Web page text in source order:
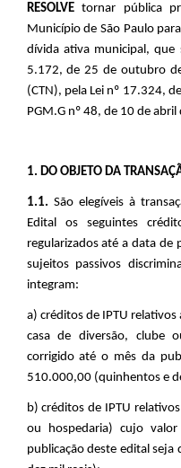
RESOLVEtornar pública
Município de São Paulo
dívida ativa municipal, que
5.172, de 25 de outubro
(CTN), pela Lei nº 17.324,
PGM.G nº 48, de 10 de
1. DO OBJETO DA
1.1. São elegíveis à
Edital os seguintes
regularizados até a data de
sujeitos passivos
integram:
a) créditos de IPTU
casa de diversão, clube
corrigido até o mês da
510.000,00 (quinhentos e
b) créditos de IPTU
ou hospedaria) cujo
publicação deste edital